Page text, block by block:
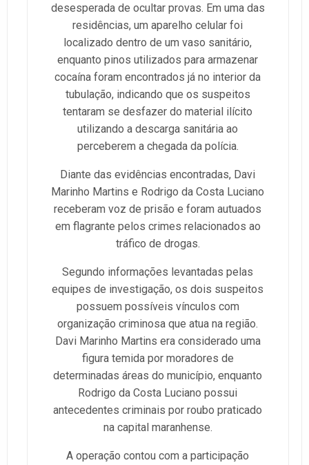
desesperada de ocultar provas. Em uma das
residências, um aparelho celular foi
localizado dentro de um vaso sanitário,
enquanto pinos utilizados para armazenar
cocaína foram encontrados já no interior da
tubulação, indicando que os suspeitos
tentaram se desfazer do material ilícito
utilizando a descarga sanitária ao
perceberem a chegada da polícia.
Diante das evidências encontradas, Davi
Marinho Martins e Rodrigo da Costa Luciano
receberam voz de prisão e foram autuados
em flagrante pelos crimes relacionados ao
tráfico de drogas.
Segundo informações levantadas pelas
equipes de investigação, os dois suspeitos
possuem possíveis vínculos com
organização criminosa que atua na região.
Davi Marinho Martins era considerado uma
figura temida por moradores de
determinadas áreas do município, enquanto
Rodrigo da Costa Luciano possui
antecedentes criminais por roubo praticado
na capital maranhense.
A operação contou com a participação